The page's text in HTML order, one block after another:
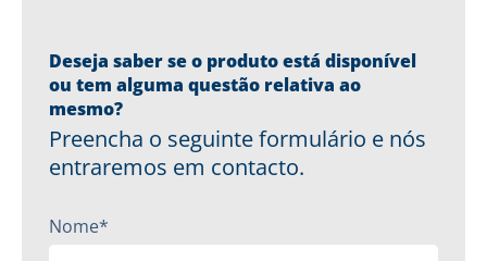
Deseja saber se o produto está disponível
ou tem alguma questão relativa ao
mesmo?
Preencha o seguinte formulário e nós
entraremos em contacto.
Nome*